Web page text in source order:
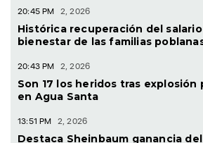
20:45 PM 2, 2026
Histórica recuperación del
bienestar de las familias
20:43 PM 2, 2026
Son 17 los heridos tras explosión
en Agua Santa
13:51 PM 2, 2026
Destaca Sheinbaum ganancia